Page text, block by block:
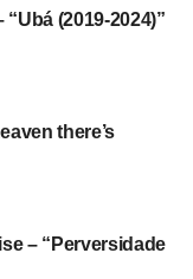
(2019-2024)”
there’s
– “Perversidade